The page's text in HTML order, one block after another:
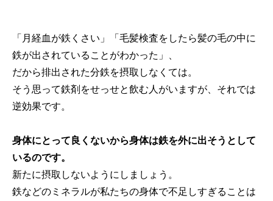
「月経血が鉄くさい」「毛髪検査をしたら髪の毛の中に
鉄が出されていることがわかった」、
だから排出された分鉄を摂取しなくては。
そう思って鉄剤をせっせと飲む人がいますが、それでは
逆効果です。
身体にとって良くないから身体は鉄を外に出そうとして
いるのです。
新たに摂取しないようにしましょう。
鉄などのミネラルが私たちの身体で不足しすぎることは